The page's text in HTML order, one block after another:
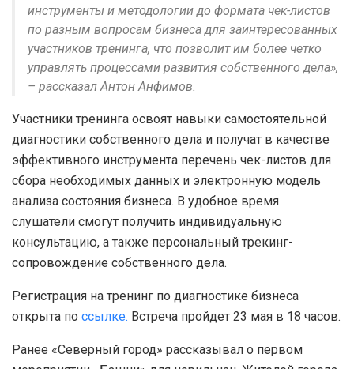
инструменты и методологии до формата чек-листов
по разным вопросам бизнеса для заинтересованных
участников тренинга, что позволит им более четко
управлять процессами развития собственного дела»,
– рассказал Антон Анфимов.
Участники тренинга освоят навыки самостоятельной
диагностики собственного дела и получат в качестве
эффективного инструмента перечень чек-листов для
сбора необходимых данных и электронную модель
анализа состояния бизнеса. В удобное время
слушатели смогут получить индивидуальную
консультацию, а также персональный трекинг-
сопровождение собственного дела.
Регистрация на тренинг по диагностике бизнеса
открыта по ссылке. Встреча пройдет 23 мая в 18 часов.
Ранее «Северный город» рассказывал о первом